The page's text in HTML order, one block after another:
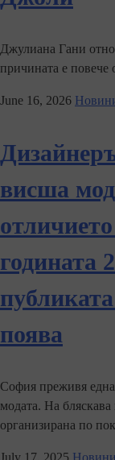
Джулиана Гани
причината е
June 16, 2026
висша
годината
поява
София преживя
модата. На
организирана по